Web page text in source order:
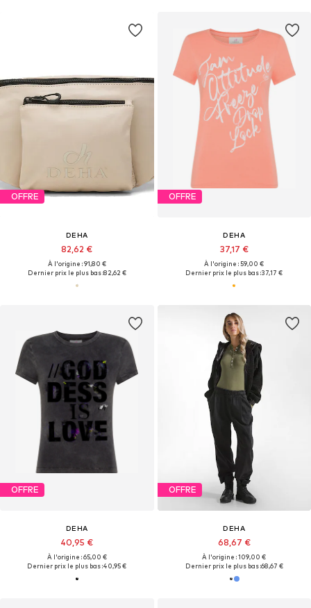
OFFRE
DEHA
82,62 €
À l'origine : 91,80 €
Dernier prix le plus bas :82,62 €
OFFRE
DEHA
37,17 €
À l'origine : 59,00 €
Dernier prix le plus bas :37,17 €
OFFRE
DEHA
40,95 €
À l'origine : 65,00 €
Dernier prix le plus bas :40,95 €
OFFRE
DEHA
68,67 €
À l'origine : 109,00 €
Dernier prix le plus bas :68,67 €